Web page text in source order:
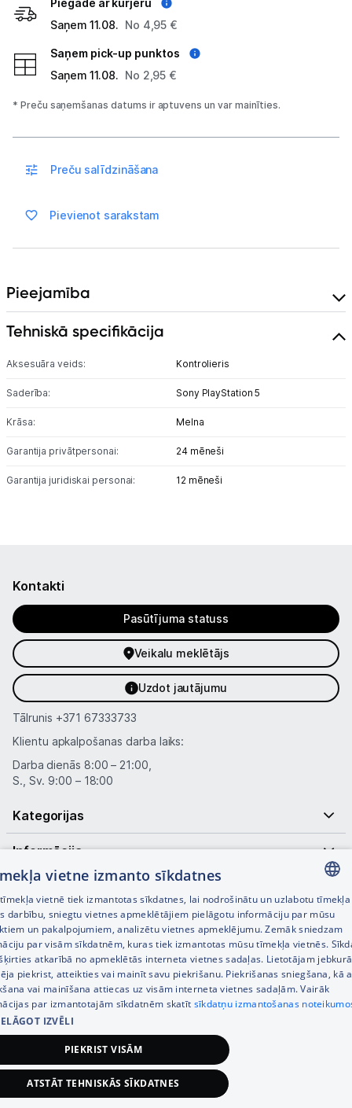
Sony PlayStation
Nintendo Switch
MSI Claw
Spēļu konsoļu aksesuāri
Spēles
Datu nesēji
Projektori un ekrāni
Telefoni, planšetdatori
Sports un atpūta
Ražotāju atjaunota tehnika
Vēlmju saraksts
Blogs
Tehnikas izvešana
Tet pakalpojumi
Kontakti
Informācija
74,95€
Piegāde ar kurjeru
Saņem 11.08. No 4,95 €
Saņem pick-up punktos
Saņem 11.08. No 2,95 €
* Preču saņemšanas datums ir aptuvens un var mainīties.
Preču salīdzināšana
Pievienot sarakstam
Pieejamība
Tehniskā specifikācija
Aksesuāra veids: Kontrolieris
Saderība: Sony PlayStation 5
Krāsa: Melna
Garantija privātpersonai: 24 mēneši
Garantija juridiskai personai: 12 mēneši
Kontakti
Pasūtījuma statuss
Veikalu meklētājs
Uzdot jautājumu
Tālrunis +371 67333733
Klientu apkalpošanas darba laiks:
Darba dienās 8:00 – 21:00,
S., Sv. 9:00 – 18:00
Kategorijas
Informācija
Noderīgas saites
© SIA Tet 2026 -
LATVIAN
RUSSIAN
ENGLISH
vietne izmanto sīkdatnes
vietnē tiek izmantotas sīkdatnes, lai nodrošinātu un uzlabotu tīmekļa
darbību, sniegtu vietnes apmeklētājiem pielāgotu informāciju par mūsu
un pakalpojumiem, analizētu vietnes apmeklējumu. Zemāk sniedzam
par visām sīkdatnēm, kuras tiek izmantotas mūsu tīmekļa vietnēs.
atkarībā no apmeklētās interneta vietnes sadaļas. Lietotājam
piekrist, atteikties vai mainīt savu piekrišanu. Piekrišanas sniegšana, kā
vai mainīšana attiecas uz visām interneta vietnes sadaļām. Vairāk
par izmantotajām sīkdatnēm skatīt sīkdatņu izmantošanas
IZVĒLI
PIEKRIST VISĀM
ATSTĀT TEHNISKĀS SĪKDATNES